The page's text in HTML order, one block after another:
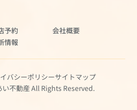
予約
会社概要
情報
バシーポリシーサイトマップ
い不動産 All Rights Reserved.